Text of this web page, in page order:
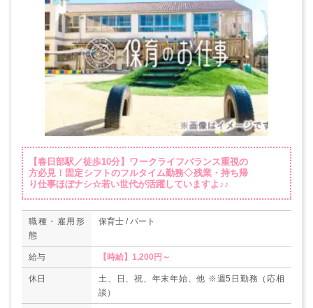
【春日部駅／徒歩10分】ワークライフバランス重視の
方必見！固定シフトのフルタイム勤務◇残業・持ち帰
り仕事ほぼナシ☆若い世代が活躍していますよ♪♪
職種・雇用形
態
保育士 / パート
給与 【時給】1,200円～
休日
土、日、祝、年末年始、他 ※週5日勤務（応相
談）